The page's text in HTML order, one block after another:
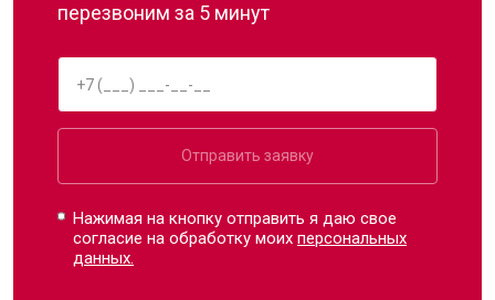
перезвоним за 5 минут
Отправить заявку
Нажимая на кнопку отправить я даю свое
согласие на обработку моихперсональных
данных.